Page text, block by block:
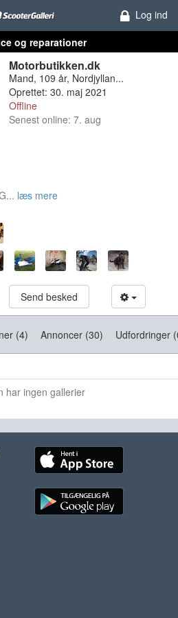
Log ind
og reparationer
Motorbutikken.dk
Mand, 109 år, Nordjyllan...
Oprettet: 30. maj 2021
Offline
Senest online: 7. aug
læs mere
Send besked
(4) Annoncer (30) Udfordringer
har ingen gallerier